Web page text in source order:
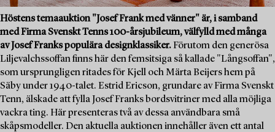
Höstens temaauktion "Josef Frank med vänner" är, i samband
med Firma Svenskt Tenns 100-årsjubileum, välfylld med många
av Josef Franks populära designklassiker. Förutom den generösa
Liljevalchssoffan finns här den femsitsiga så kallade "Långsoffan",
som ursprungligen ritades för Kjell och Märta Beijers hem på
Säby under 1940-talet. Estrid Ericson, grundare av Firma Svenskt
Tenn, älskade att fylla Josef Franks bordsvitriner med alla möjliga
vackra ting. Här presenteras två av dessa användbara små
skåpsmodeller. Den aktuella auktionen innehåller även ett antal